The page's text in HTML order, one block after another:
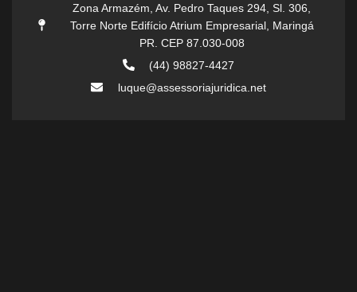
Zona Armazém, Av. Pedro Taques 294, Sl. 306,
Torre Norte Edifício Atrium Empresarial, Maringá
PR. CEP 87.030-008
(44) 98827-4427
luque@assessoriajuridica.net